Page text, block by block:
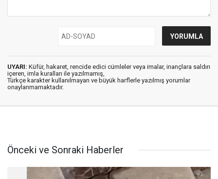
UYARI: Küfür, hakaret, rencide edici cümleler veya imalar, inançlara saldırı
içeren, imla kuralları ile yazılmamış,
Türkçe karakter kullanılmayan ve büyük harflerle yazılmış yorumlar
onaylanmamaktadır.
Önceki ve Sonraki Haberler